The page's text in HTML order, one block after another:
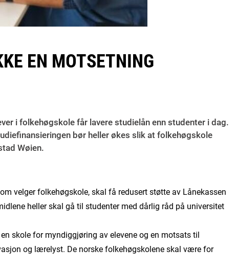
EN MOTSETNING
i folkehøgskole får lavere studielån enn studenter i dag.
bør heller økes slik at folkehøgskole
Wøien.
velger folkehøgskole, skal få redusert støtte av Lånekassen
heller skal gå til studenter med dårlig råd på universitet
skole for myndiggjøring av elevene og en motsats til
og lærelyst. De norske folkehøgskolene skal være for